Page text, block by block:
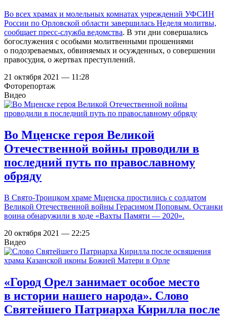
Во всех храмах и молельных комнатах учреждений УФСИН
России по Орловской области завершилась Неделя молитвы,
сообщает пресс-служба ведомства. В эти дни совершались
богослужения с особыми молитвенными прошениями
о подозреваемых, обвиняемых и осужденных, о совершении
правосудия, о жертвах преступлений.
21 октября 2021 — 11:28
Фоторепортаж
Видео
Во Мценске героя Великой
Отечественной войны проводили в
последний путь по православному
обряду
В Свято-Троицком храме Мценска простились с солдатом
Великой Отечественной войны Герасимом Поповым. Останки
воина обнаружили в ходе «Вахты Памяти — 2020».
20 октября 2021 — 22:25
Видео
«Город Орел занимает особое место
в истории нашего народа». Слово
Святейшего Патриарха Кирилла после